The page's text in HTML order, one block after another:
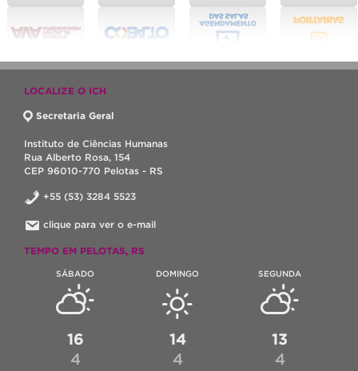
LOCALIZE O ICH
Secretaria Geral
Instituto de Ciências Humanas
Rua Alberto Rosa, 154
CEP 96010-770 Pelotas - RS
+55 (53) 3284 5523
clique para ver o e-mail
TEMPO EM PELOTAS, RS
SÁBADO
16
4
DOMINGO
14
4
SEGUNDA
13
4